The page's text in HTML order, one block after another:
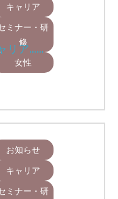
キャリア
ミナー・研
修
女性
リア……
お知らせ
キャリア
ミナー・研